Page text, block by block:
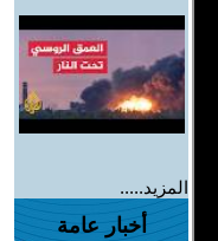
المزيد.....
أخبار عامة